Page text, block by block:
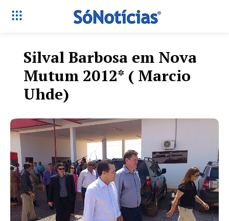
Só Notícias
Silval Barbosa em Nova
Mutum 2012* ( Marcio
Uhde)